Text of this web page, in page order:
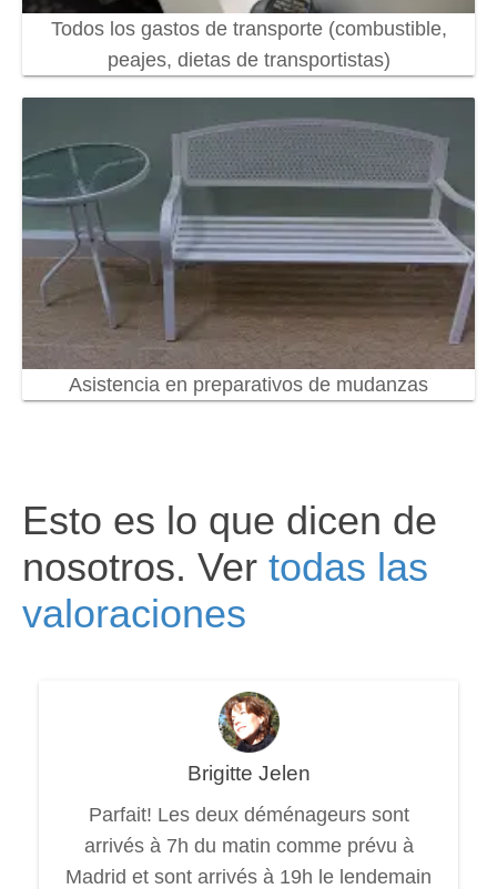
Todos los gastos de transporte (combustible,
peajes, dietas de transportistas)
Asistencia en preparativos de mudanzas
Esto es lo que dicen de
nosotros. Ver todas las
valoraciones
Brigitte Jelen
Parfait! Les deux déménageurs sont
arrivés à 7h du matin comme prévu à
Madrid et sont arrivés à 19h le lendemain